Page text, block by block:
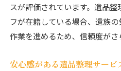
スが評価されています。遺品
フが在籍している場合、遺族
作業を進めるため、信頼度がさ
安心感がある遺品整理サービ